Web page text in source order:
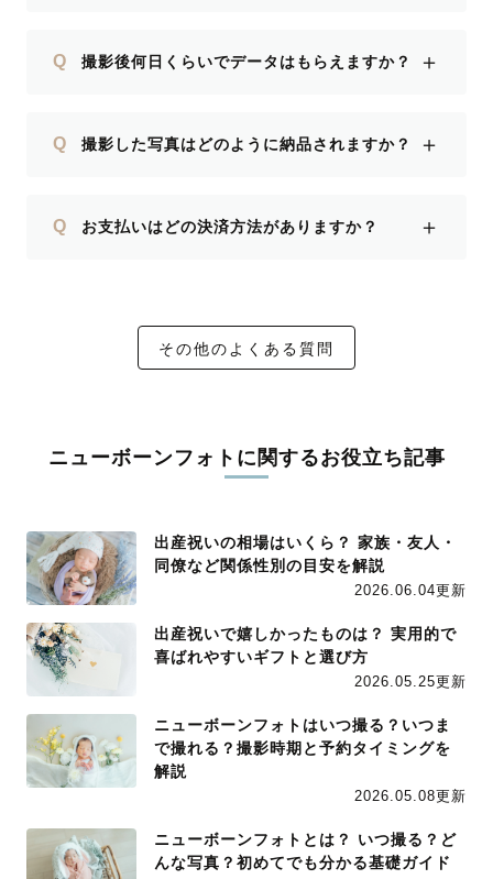
Q 撮影後何日くらいでデータはもらえますか？ ＋
Q 撮影した写真はどのように納品されますか？ ＋
Q お支払いはどの決済方法がありますか？ ＋
その他のよくある質問
ニューボーンフォトに関するお役立ち記事
出産祝いの相場はいくら？ 家族・友人・
同僚など関係性別の目安を解説
2026.06.04更新
出産祝いで嬉しかったものは？ 実用的で
喜ばれやすいギフトと選び方
2026.05.25更新
ニューボーンフォトはいつ撮る？いつま
で撮れる？撮影時期と予約タイミングを
解説
2026.05.08更新
ニューボーンフォトとは？ いつ撮る？ど
んな写真？初めてでも分かる基礎ガイド